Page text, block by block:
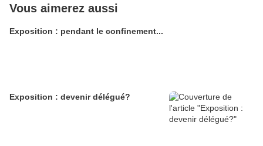
Vous aimerez aussi
Exposition : pendant le confinement...
Exposition : devenir délégué?